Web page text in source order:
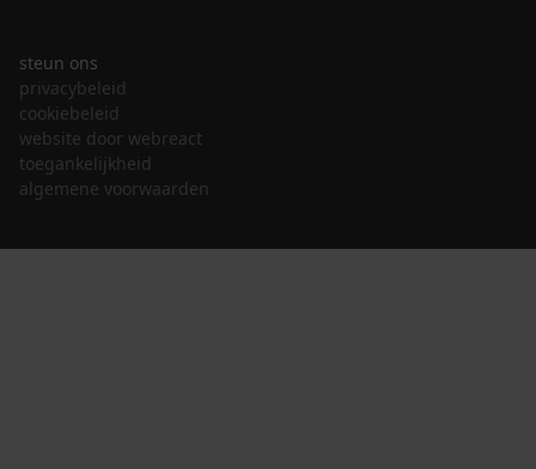
steun ons
privacybeleid
cookiebeleid
website door webreact
toegankelijkheid
algemene voorwaarden